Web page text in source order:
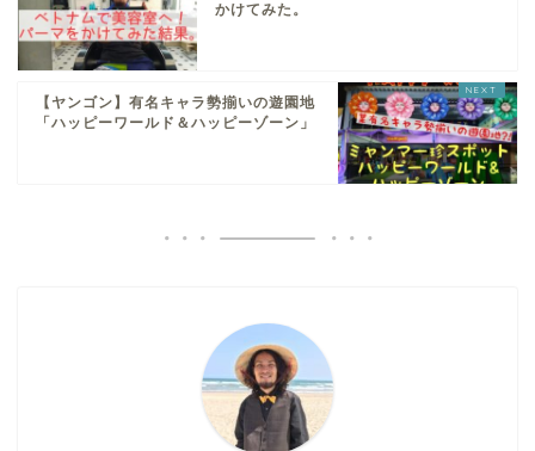
かけてみた。
【ヤンゴン】有名キャラ勢揃いの遊園地
「ハッピーワールド＆ハッピーゾーン」
ホーム
記事執筆のご依頼につい
てはこちら